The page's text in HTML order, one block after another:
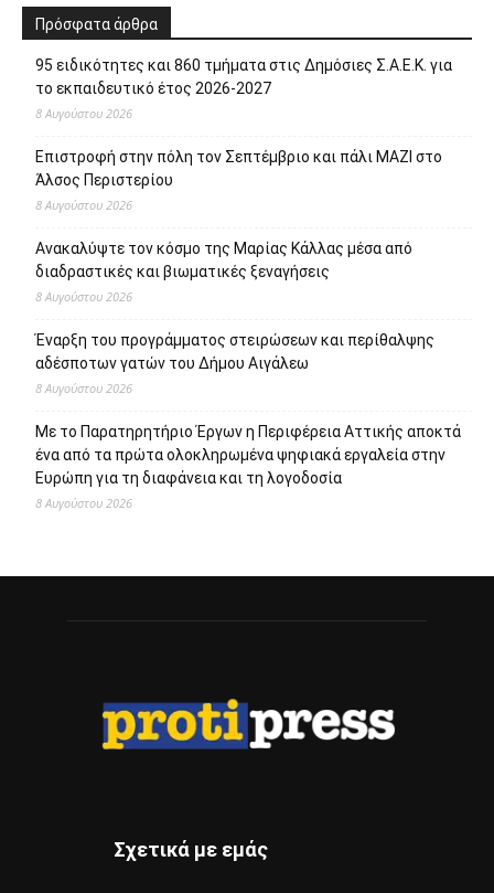
Πρόσφατα άρθρα
95 ειδικότητες και 860 τμήματα στις Δημόσιες Σ.Α.Ε.Κ. για
το εκπαιδευτικό έτος 2026-2027
8 Αυγούστου 2026
Επιστροφή στην πόλη τον Σεπτέμβριο και πάλι ΜΑΖΙ στο
Άλσος Περιστερίου
8 Αυγούστου 2026
Ανακαλύψτε τον κόσμο της Μαρίας Κάλλας μέσα από
διαδραστικές και βιωματικές ξεναγήσεις
8 Αυγούστου 2026
Έναρξη του προγράμματος στειρώσεων και περίθαλψης
αδέσποτων γατών του Δήμου Αιγάλεω
8 Αυγούστου 2026